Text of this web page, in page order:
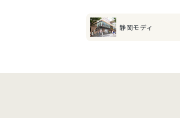
静岡モディ